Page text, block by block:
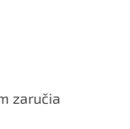
zaručia